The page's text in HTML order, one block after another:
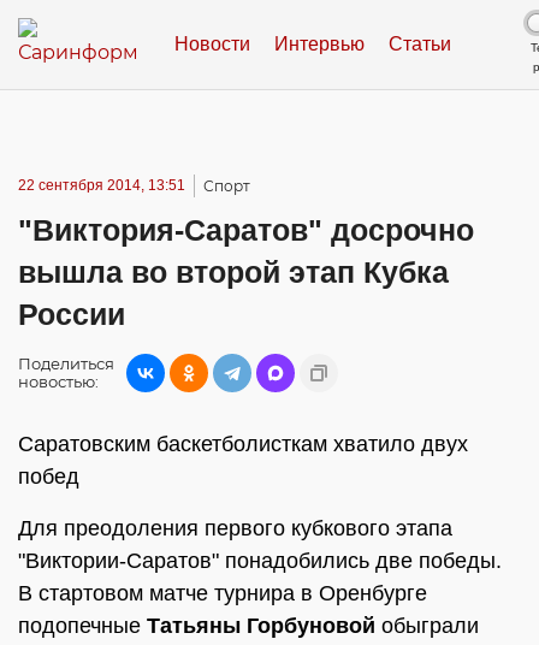
Новости Интервью Статьи
22 сентября 2014, 13:51 Спорт
"Виктория-Саратов" досрочно
вышла во второй этап Кубка
России
Поделиться
новостью:
Саратовским баскетболисткам хватило двух
побед
Для преодоления первого кубкового этапа
"Виктории-Саратов" понадобились две победы.
В стартовом матче турнира в Оренбурге
подопечные Татьяны Горбуновой обыграли